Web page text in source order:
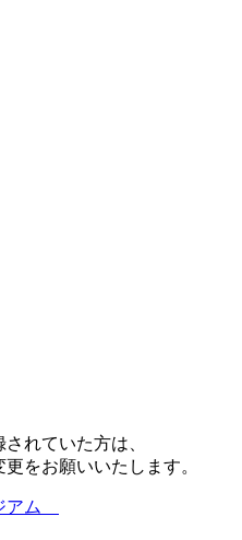
れていた方は、
をお願いいたします。
アム